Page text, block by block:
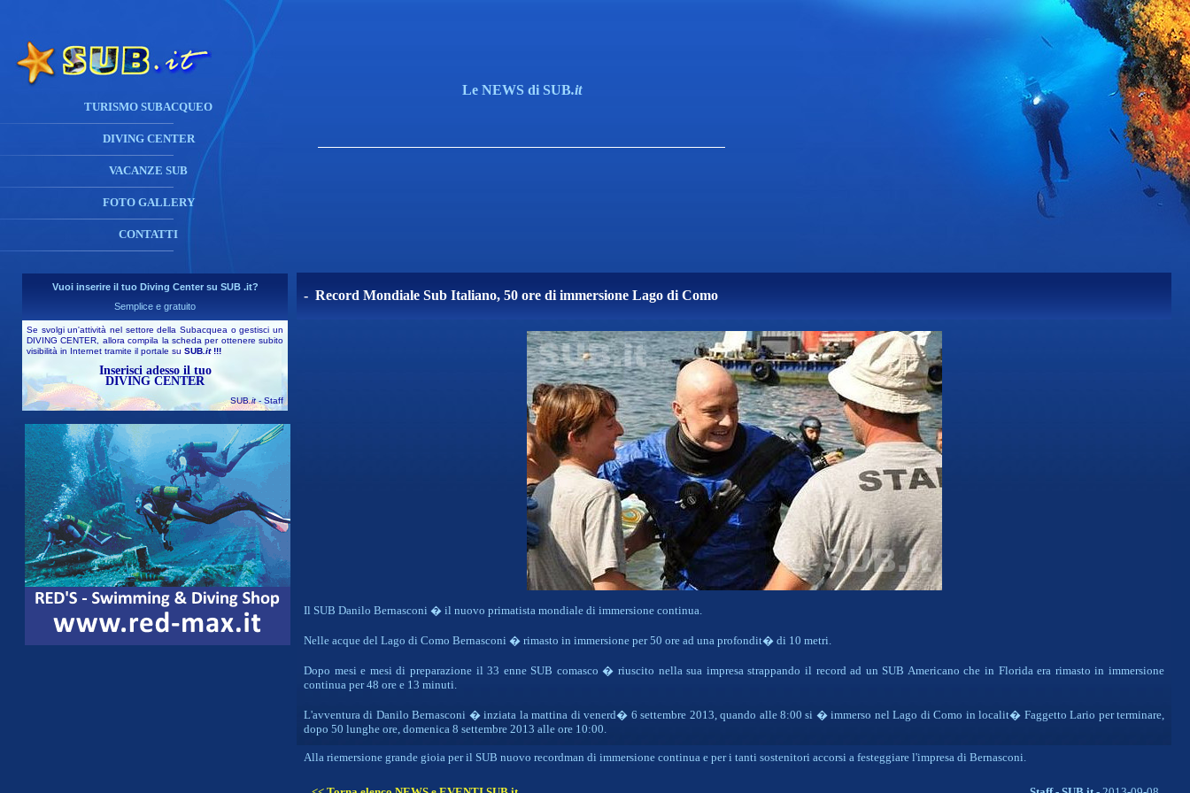
TURISMO SUBACQUEO
DIVING CENTER
VACANZE SUB
FOTO GALLERY
CONTATTI
Vuoi inserire il tuo Diving Center su SUB .it?
Semplice e gratuito
Se svolgi un'attività nel settore della Subacquea o gestisci un
DIVING CENTER, allora compila la scheda per ottenere subito
visibilità in Internet tramite il portale su SUB .it!!!
Inserisci adesso il tuo
DIVING CENTER
SUB.it- Staff
Le NEWS di SUB.it
- Record Mondiale Sub Italiano, 50 ore di immersione Lago di Como
Il SUB Danilo Bernasconi � il nuovo primatista mondiale di immersione continua.
Nelle acque del Lago di Como Bernasconi � rimasto in immersione per 50 ore ad una profondit� di 10 metri.
Dopo mesi e mesi di preparazione il 33 enne SUB comasco � riuscito nella sua impresa strappando il record ad un SUB Americano che in Florida era rimasto in immersione
continua per 48 ore e 13 minuti.
L'avventura di Danilo Bernasconi � inziata la mattina di venerd� 6 settembre 2013, quando alle 8:00 si � immerso nel Lago di Como in localit� Faggetto Lario per terminare,
dopo 50 lunghe ore, domenica 8 settembre 2013 alle ore 10:00.
Alla riemersione grande gioia per il SUB nuovo recordman di immersione continua e per i tanti sostenitori accorsi a festeggiare l'impresa di Bernasconi.